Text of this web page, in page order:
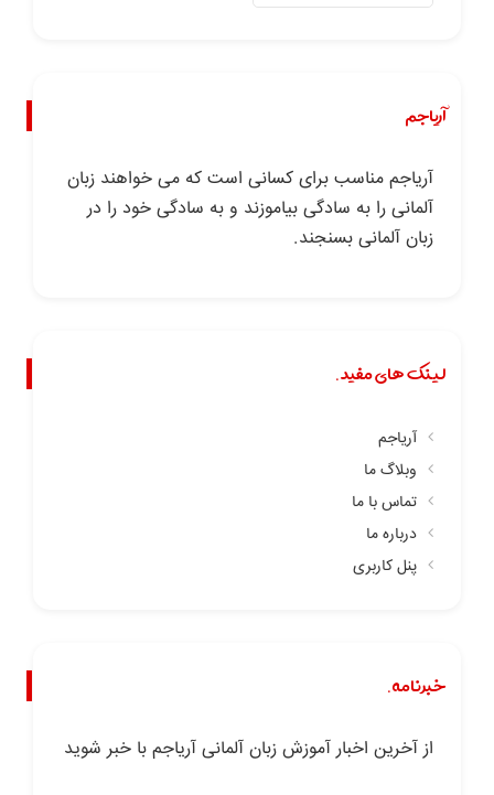
آریاجم
آریاجم مناسب برای کسانی است که می خواهند زبان
آلمانی را به سادگی بیاموزند و به سادگی خود را در
زبان آلمانی بسنجند.
لینک های مفید.
آریاجم
وبلاگ ما
تماس با ما
درباره ما
پنل کاربری
خبرنامه.
از آخرین اخبار آموزش زبان آلمانی آریاجم با خبر شوید